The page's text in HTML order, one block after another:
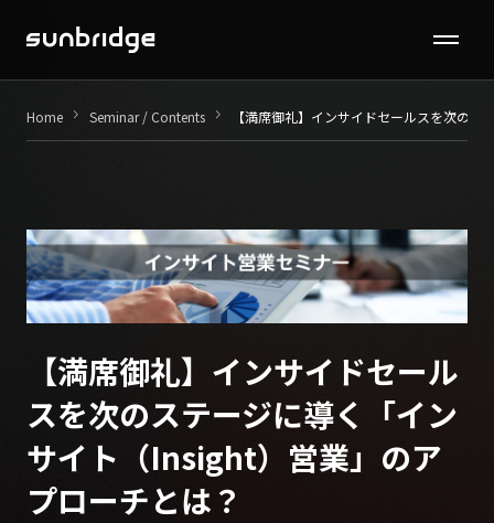
Seminar / Contents
Company
Recruit
Home keyboard_arrow_right Seminar / Contents keyboard_arrow_right 【満席御礼】インサイドセールスを次の
【満席御礼】インサイドセール
スを次のステージに導く「イン
サイト（Insight）営業」のア
プローチとは？